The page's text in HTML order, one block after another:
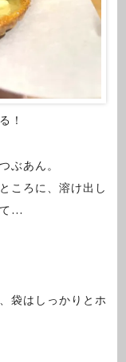
！
ぶあん。
ころに、溶け出し
て…
袋はしっかりとホ